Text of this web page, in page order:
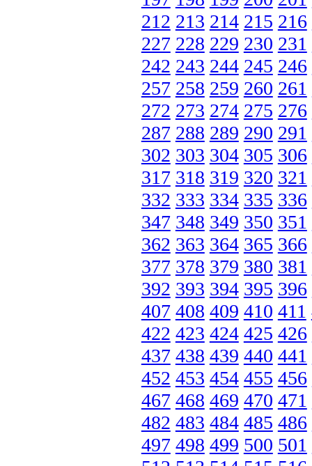
212 213 214 215 216
227 228 229 230 231
242 243 244 245 246
257 258 259 260 261
272 273 274 275 276
287 288 289 290 291
302 303 304 305 306
317 318 319 320 321
332 333 334 335 336
347 348 349 350 351
362 363 364 365 366
377 378 379 380 381
392 393 394 395 396
407 408 409 410 411
422 423 424 425 426
437 438 439 440 441
452 453 454 455 456
467 468 469 470 471
482 483 484 485 486
497 498 499 500 501